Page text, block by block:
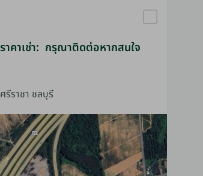
ราคาเช่า: กรุณาติดต่อหากสนใจ
ศรีราชา ชลบุรี